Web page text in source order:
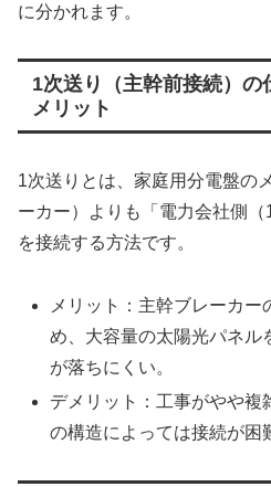
に分かれます。
1次送り（主幹前接続）の
メリット
1次送りとは、家庭用分電盤の
ーカー）よりも「電力会社側
を接続する方法です。
メリット：主幹ブレーカー
め、大容量の太陽光パネル
が落ちにくい。
デメリット：工事がやや複
の構造によっては接続が困